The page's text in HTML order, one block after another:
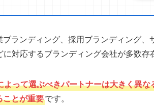
ランディング、採用ブランディング、
対応するブランディング会社が多数存
よって選ぶべきパートナーは大きく異
ことが重要です。